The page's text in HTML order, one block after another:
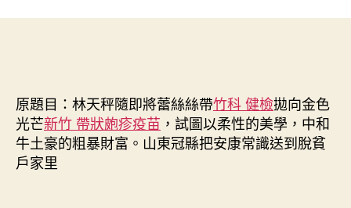
山
東
冠
縣
原題目：林天秤隨即將蕾絲絲帶竹科 健檢拋向金色
光芒新竹 帶狀皰疹疫苗 ，試圖以柔性的美學，中和
牛土豪的粗暴財富。山東冠縣把安康常識送到脫貧
戶家里